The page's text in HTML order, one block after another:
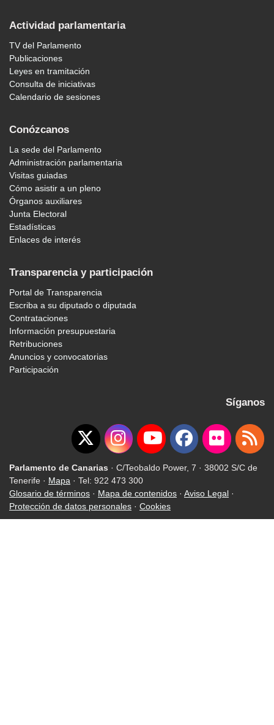
Actividad parlamentaria
TV del Parlamento
Publicaciones
Leyes en tramitación
Consulta de iniciativas
Calendario de sesiones
Conózcanos
La sede del Parlamento
Administración parlamentaria
Visitas guiadas
Cómo asistir a un pleno
Órganos auxiliares
Junta Electoral
Estadísticas
Enlaces de interés
Transparencia y participación
Portal de Transparencia
Escriba a su diputado o diputada
Contrataciones
Información presupuestaria
Retribuciones
Anuncios y convocatorias
Participación
Síganos
Parlamento de Canarias · C/Teobaldo Power, 7 · 38002 S/C de
Tenerife · Mapa · Tel: 922 473 300
Glosario de términos · Mapa de contenidos · Aviso Legal ·
Protección de datos personales · Cookies